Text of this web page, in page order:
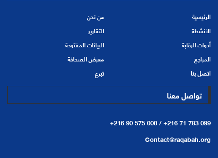
الرئيسية
من نحن
الأنشطة
التقارير
أدوات الرقابة
البيانات المفتوحة
المراجع
معرض الصحافة
اتصل بنا
تبرع
تواصل معنا
+216 90 575 000 /+216 71 783 099
Contact@raqabah.org